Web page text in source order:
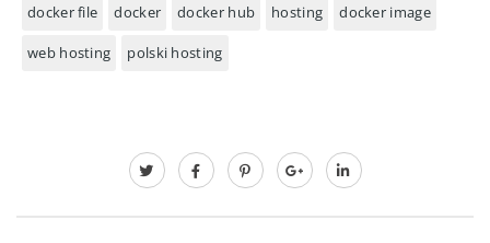
docker file docker docker hub hosting docker image
web hosting polski hosting